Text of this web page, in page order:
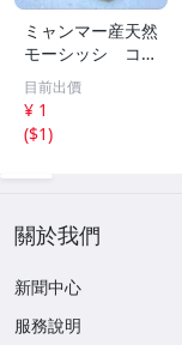
ミャンマー産天然
モーシッシ コス
モクロア 翡翠輝
石 原石20.16g^
^激レア石^ ^
目前出價
¥ 1
($1)
關於我們
新聞中心
服務說明